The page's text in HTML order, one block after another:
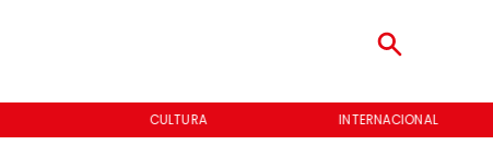
CULTURA INTERNACIONAL